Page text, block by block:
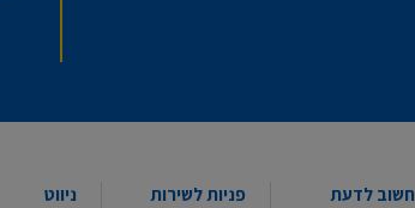
חשוב לדעת
פניות לשירות
ניווט